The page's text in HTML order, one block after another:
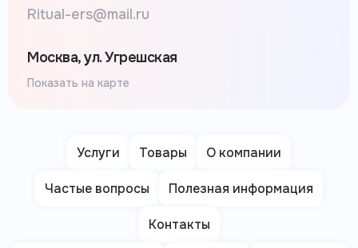
Ritual-ers@mail.ru
Москва, ул. Угрешская
Показать на карте
Услуги Товары О компании
Частые вопросы Полезная информация
Контакты